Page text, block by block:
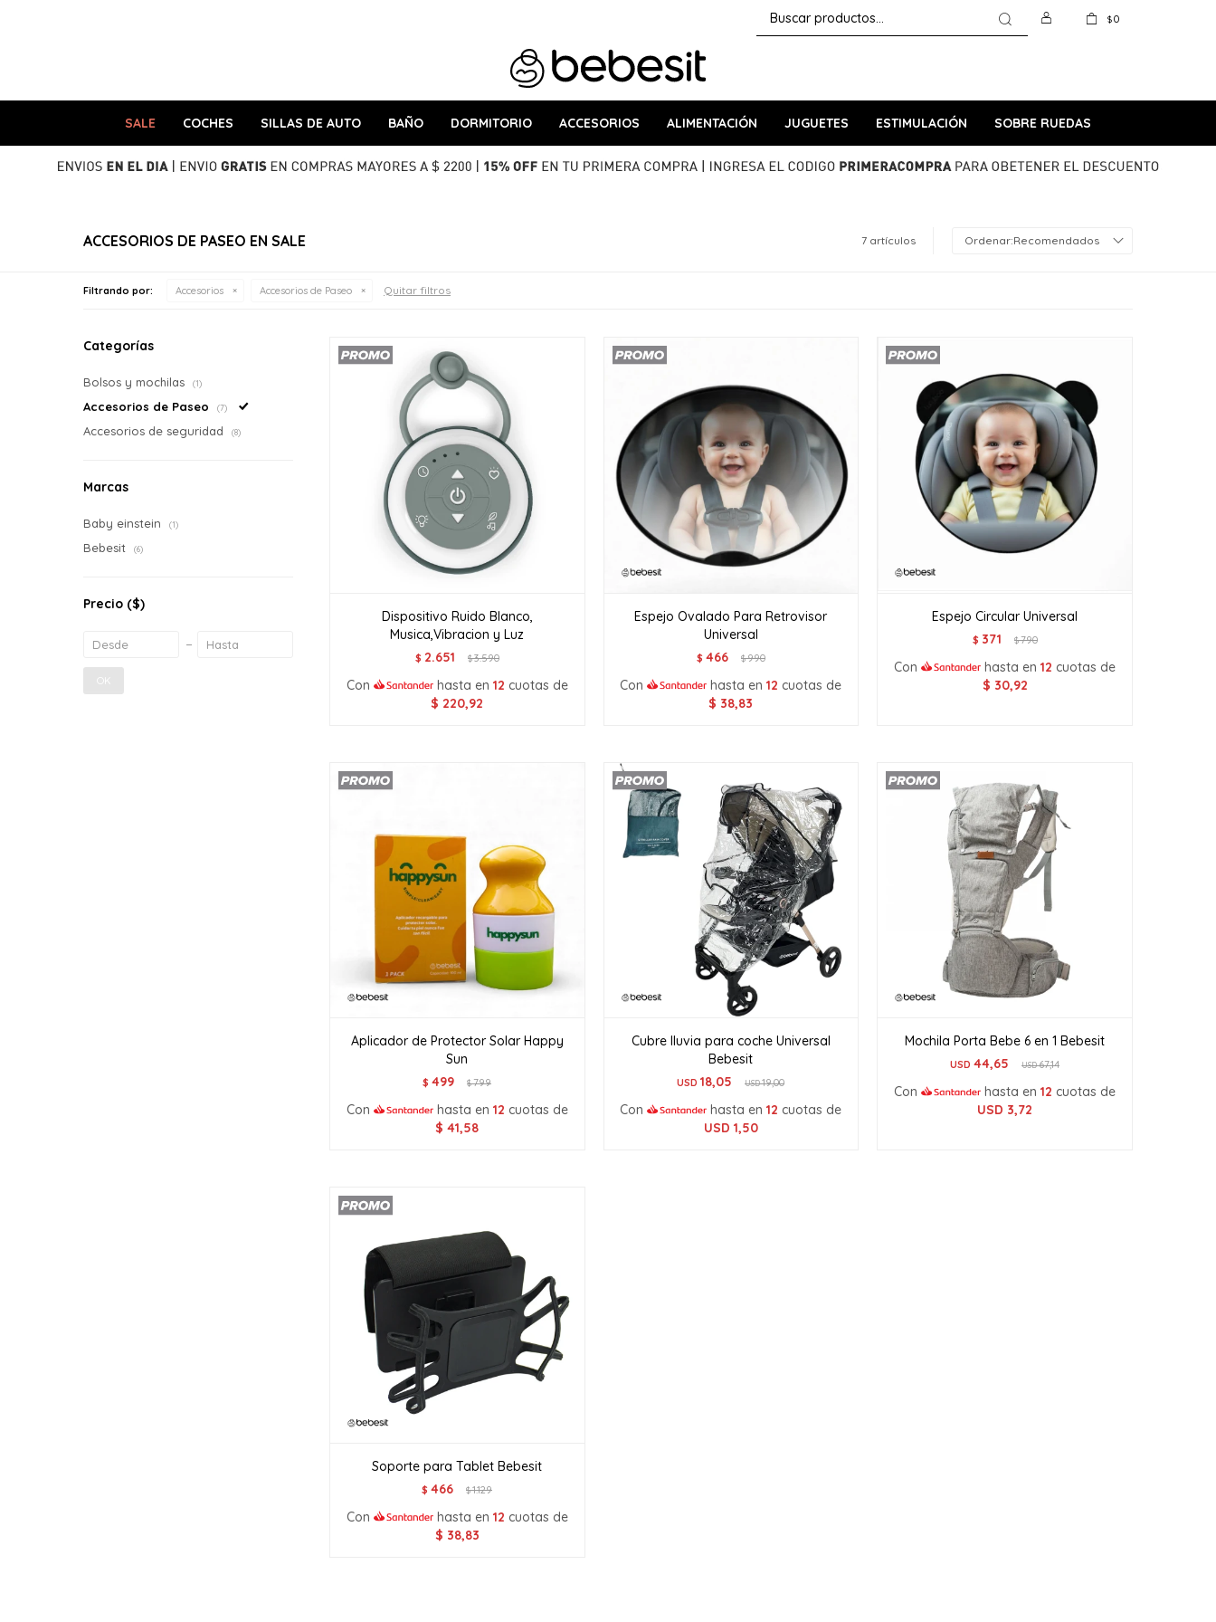
SALE COCHES SILLAS DE AUTO BAÑO DORMITORIO ACCESORIOS ALIMENTACIÓN JUGUETES ESTIMULACIÓN SOBRE RUEDAS
$0
ACCESORIOS DE PASEO EN SALE 7 artículos Recomendados
Filtrando por: Accesorios Accesorios de Paseo Quitar filtros
Dispositivo Ruido Blanco,
Musica,Vibracion y Luz
$ 2.651 $3.590
Con hasta en 12 cuotas de
$ 220,92
Espejo Ovalado Para Retrovisor
Universal
$ 466 $990
Con hasta en12 cuotas de
$ 38,83
Espejo Circular Universal
$ 371 $790
Con hasta en12 cuotas de
$ 30,92
Aplicador de Protector Solar Happy
Sun
$ 499 $799
Con hasta en 12 cuotas de
$ 41,58
Cubre lluvia para coche Universal
Bebesit
USD 18,05 USD19,00
Con hasta en12 cuotas de
USD 1,50
Mochila Porta Bebe 6 en 1 Bebesit
USD 44,65 USD67,14
Con hasta en12 cuotas de
USD 3,72
Soporte para Tablet Bebesit
$ 466 $1.129
Con hasta en 12 cuotas de
$ 38,83
Categorías
Bolsos y mochilas (1)
Accesorios de Paseo (7)
Accesorios de seguridad (8)
Marcas
Baby einstein (1)
Bebesit (6)
Precio ($)
OK